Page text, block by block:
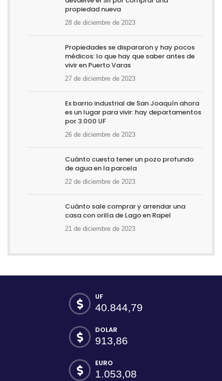
propiedad nueva
28 de diciembre de 2023
Propiedades se dispararon y hay pocos
médicos: lo que hay que saber antes de
vivir en Puerto Varas
27 de diciembre de 2023
Ex barrio industrial de San Joaquín ahora
es un lugar para vivir: hay departamentos
por 3.000 UF
26 de diciembre de 2023
Cuánto cuesta tener un pozo profundo
de agua en la parcela
22 de diciembre de 2023
Cuánto sale comprar y arrendar una
casa con orilla de Lago en Rapel
21 de diciembre de 2023
UF
40.844,79
DOLAR
913,86
EURO
1.053,08